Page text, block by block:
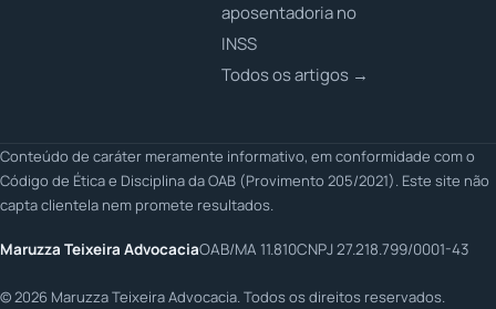
aposentadoria no
INSS
Todos os artigos →
Conteúdo de caráter meramente informativo, em conformidade com o
Código de Ética e Disciplina da OAB (Provimento 205/2021). Este site não
capta clientela nem promete resultados.
Maruzza Teixeira AdvocaciaOAB/MA 11.810CNPJ 27.218.799/0001-43
©2026 Maruzza Teixeira Advocacia. Todos os direitos reservados.